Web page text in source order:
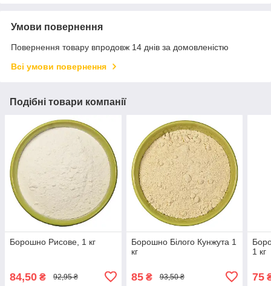
Умови повернення
Повернення товару впродовж 14 днів за домовленістю
Всі умови повернення
Подібні товари компанії
Борошно Рисове, 1 кг
84,50 ₴ 92,95 ₴
Борошно Білого Кунжута 1
кг
85₴ 93,50 ₴
1 кг
75